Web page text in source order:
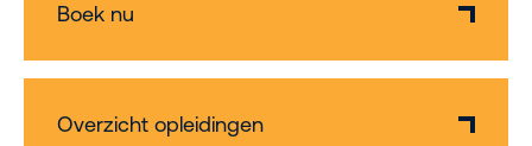
Boek nu
Overzicht opleidingen